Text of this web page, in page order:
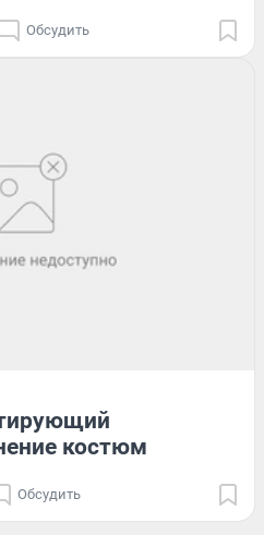
Обсудить
костюм
Обсудить